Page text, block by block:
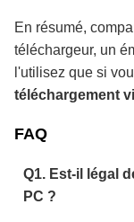
En résumé,
téléchargeur, un
l'utilisez que si
téléchargement
FAQ
Q1. Est-il légal
PC ?